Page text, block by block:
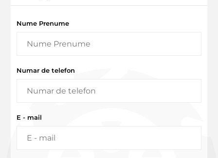
Nume Prenume
Numar de telefon
E - mail